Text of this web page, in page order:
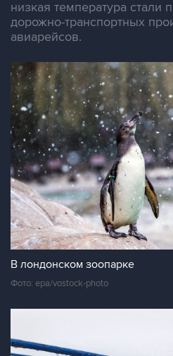
низкая температура стали
дорожно-транспортных
авиарейсов.
В лондонском зоопарке
Фото: epa/vostock-photo